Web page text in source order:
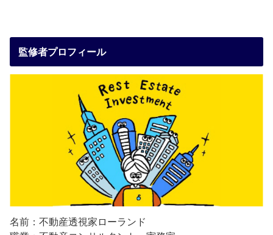
監修者プロフィール
名前：不動産透視家ローランド